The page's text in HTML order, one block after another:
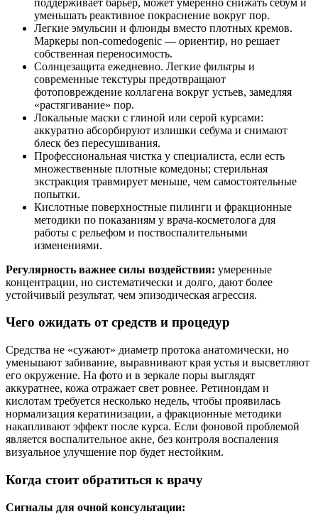
уменьшать реактивное покраснение вокруг пор.
Легкие эмульсии и флюиды вместо плотных кремов.
Маркеры non‑comedogenic — ориентир, но решает
собственная переносимость.
Солнцезащита ежедневно. Легкие фильтры и
современные текстуры предотвращают
фотоповреждение коллагена вокруг устьев, замедляя
«растягивание» пор.
Локальные маски с глиной или серой курсами:
аккуратно абсорбируют излишки себума и снимают
блеск без пересушивания.
Профессиональная чистка у специалиста, если есть
множественные плотные комедоны; стерильная
экстракция травмирует меньше, чем самостоятельные
попытки.
Кислотные поверхностные пилинги и фракционные
методики по показаниям у врача-косметолога для
работы с рельефом и поствоспалительными
изменениями.
Регулярность важнее силы воздействия: умеренные
концентрации, но систематически и долго, дают более
устойчивый результат, чем эпизодическая агрессия.
Чего ожидать от средств и процедур
Средства не «сужают» диаметр протока анатомически, но
уменьшают забивание, выравнивают края устья и высветляют
его окружение. На фото и в зеркале поры выглядят
аккуратнее, кожа отражает свет ровнее. Ретиноидам и
кислотам требуется несколько недель, чтобы проявилась
нормализация кератинизации, а фракционные методики
накапливают эффект после курса. Если фоновой проблемой
является воспалительное акне, без контроля воспаления
визуальное улучшение пор будет нестойким.
Когда стоит обратиться к врачу
Сигналы для очной консультации: